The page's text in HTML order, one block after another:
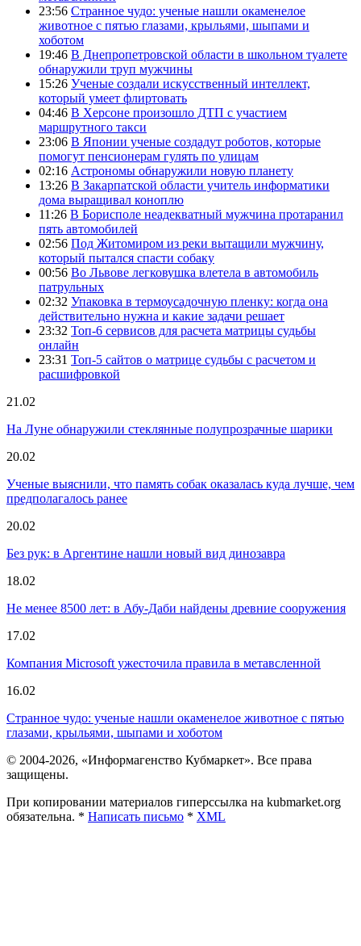
23:56 Странное чудо: ученые нашли окаменелое
животное с пятью глазами, крыльями, шыпами и
хоботом
19:46 В Днепропетровской области в школьном туалете
обнаружили труп мужчины
15:26 Ученые создали искусственный интеллект,
который умеет флиртовать
04:46 В Херсоне произошло ДТП с участием
маршрутного такси
23:06 В Японии ученые создадут роботов, которые
помогут пенсионерам гулять по улицам
02:16 Астрономы обнаружили новую планету
13:26 В Закарпатской области учитель информатики
дома выращивал коноплю
11:26 В Борисполе неадекватный мужчина протаранил
пять автомобилей
02:56 Под Житомиром из реки вытащили мужчину,
который пытался спасти собаку
00:56 Во Львове легковушка влетела в автомобиль
патрульных
02:32 Упаковка в термоусадочную пленку: когда она
действительно нужна и какие задачи решает
23:32 Топ-6 сервисов для расчета матрицы судьбы
онлайн
23:31 Топ-5 сайтов о матрице судьбы с расчетом и
расшифровкой
21.02
На Луне обнаружили стеклянные полупрозрачные шарики
20.02
Ученые выяснили, что память собак оказалась куда лучше, чем
предполагалось ранее
20.02
Без рук: в Аргентине нашли новый вид динозавра
18.02
Не менее 8500 лет: в Абу-Даби найдены древние сооружения
17.02
Компания Microsoft ужесточила правила в метавсленной
16.02
Странное чудо: ученые нашли окаменелое животное с пятью
глазами, крыльями, шыпами и хоботом
© 2004-2026, «Информагенство Кубмаркет». Все права
защищены.
При копировании материалов гиперссылка на kubmarket.org
обязательна. * Написать письмо * XML